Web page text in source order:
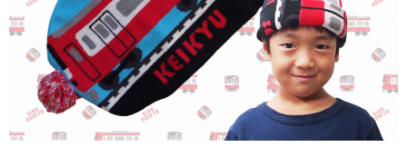
冬の帽子
新幹線シリーズ（冬）
私鉄・在来線シリーズ（冬）
ヘルメット